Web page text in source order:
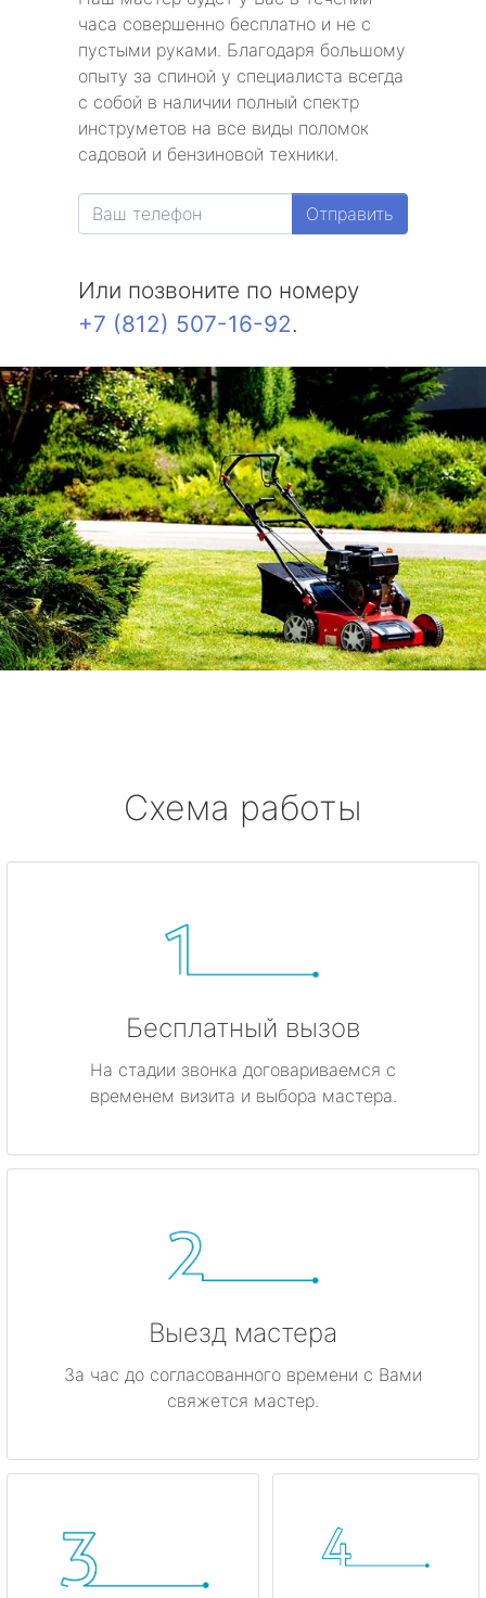
часа совершенно бесплатно и не с
пустыми руками. Благодаря большому
опыту за спиной у специалиста всегда
с собой в наличии полный спектр
инструметов на все виды поломок
садовой и бензиновой техники.
Отправить
Или позвоните по номеру
+7 (812) 507-16-92.
Схема работы
Бесплатный вызов
На стадии звонка договариваемся с
временем визита и выбора мастера.
Выезд мастера
За час до согласованного времени с Вами
свяжется мастер.